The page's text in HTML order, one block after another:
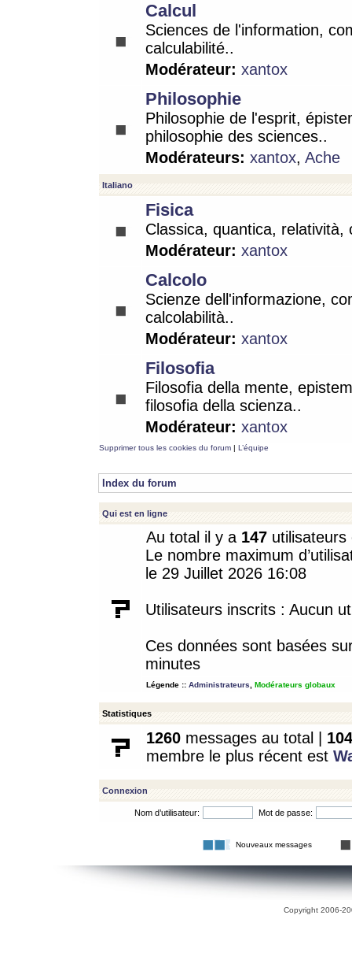
Calcul
Sciences de l'information,
calculabilité..
Modérateur: xantox
Philosophie
Philosophie de l'esprit,
philosophie des sciences..
Modérateurs: xantox, Ache
Italiano
Fisica
Classica, quantica, relatività,
Modérateur: xantox
Calcolo
Scienze dell'informazione,
calcolabilità..
Modérateur: xantox
Filosofia
Filosofia della mente,
filosofia della scienza..
Modérateur: xantox
Supprimer tous les cookies du forum | L’équipe
Index du forum
Qui est en ligne
Au total il y a 147
Le nombre maximum
le 29 Juillet 2026 16:08
Utilisateurs inscrits : Aucun
Ces données sont basées
minutes
Légende :: Administrateurs Modérateurs globaux
Statistiques
1260 messages au total | 104
membre le plus récent est
Connexion
Nom d’utilisateur: Mot de passe:
Nouveaux messages
Copyright 2006-